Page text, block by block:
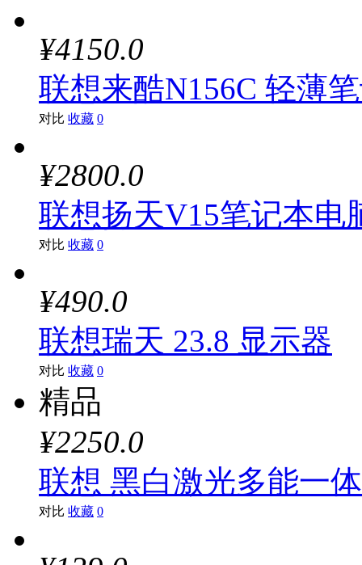
¥4150.0
联想来酷N156C 轻薄
对比 收藏 0
¥2800.0
联想扬天V15笔记本电
对比 收藏 0
¥490.0
联想瑞天 23.8 显示器
对比 收藏 0
精品
¥2250.0
联想 黑白激光多能一
对比 收藏 0